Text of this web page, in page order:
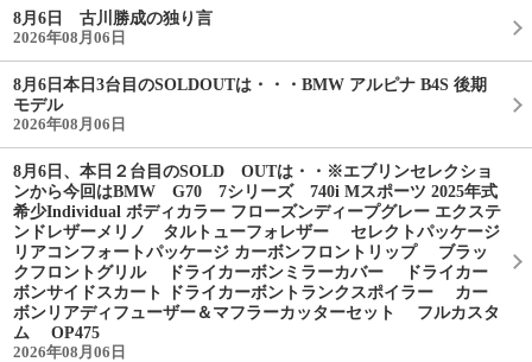
8月6日 古川勝成の独り言
2026年08月06日
8月6日本日3台目のSOLDOUTは・・・BMW アルピナ B4S 後期
モデル
2026年08月06日
8月6日、本日２台目のSOLD OUTは・・※エブリンセレクショ
ンから今回はBMW G70 7シリーズ 740i Mスポーツ 2025年式
希少Individual ボディカラー フローズンディープグレー エクステ
ンドレザーメリノ タルトューフォレザー セレクトパッケージ
リアコンフォートパッケージ カーボンフロントリップ ブラッ
クフロントグリル ドライカーボンミラーカバー ドライカー
ボンサイドスカート ドライカーボントランクスポイラー カー
ボンリアディフューザー＆マフラーカッターセット フルカスタ
ム OP475
2026年08月06日